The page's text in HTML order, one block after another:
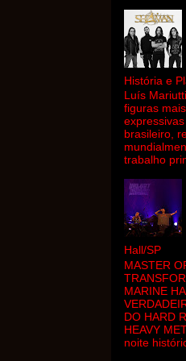
História e
Luís
figuras
brasileiro,
trabalho
Hall/SP
MASTER
MARINE
DO HARD
HEAVY
noite